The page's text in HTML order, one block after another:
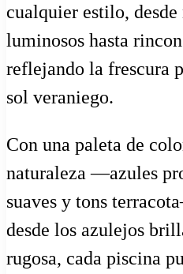
cualquier estilo, desde
luminosos hasta
reflejando la frescura
sol veraniego.
Con una paleta de
naturaleza —azules
suaves y tons
desde los azulejos
rugosa, cada piscina